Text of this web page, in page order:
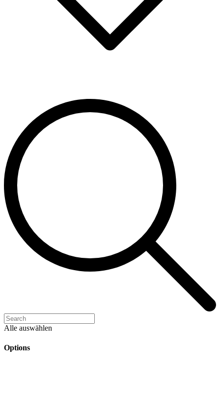
Alle auswählen
Options